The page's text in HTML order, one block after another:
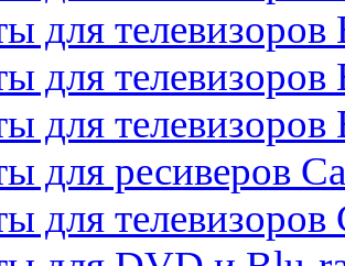
для телевизоров
для телевизоров
для телевизоров
для ресиверов
для телевизоров